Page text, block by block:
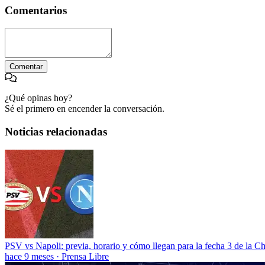
Comentarios
Comentar
¿Qué opinas hoy?
Sé el primero en encender la conversación.
Noticias relacionadas
PSV vs Napoli: previa, horario y cómo llegan para la fecha 3 de la
hace 9 meses · Prensa Libre